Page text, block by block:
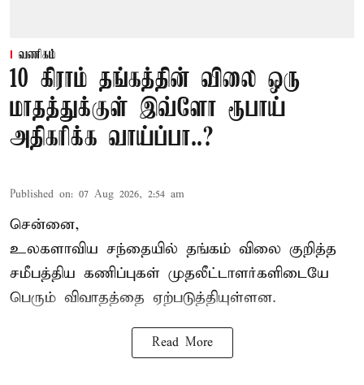
வணிகம்
10 கிராம் தங்கத்தின் விலை ஒரு
மாதத்துக்குள் இவ்ளோ ரூபாய்
அதிகரிக்க வாய்ப்பா..?
Published on: 07 Aug 2026, 2:54 am
சென்னை,
உலகளாவிய சந்தையில் தங்கம் விலை குறித்த
சமீபத்திய கணிப்புகள் முதலீட்டாளர்களிடையே
பெரும் விவாதத்தை ஏற்படுத்தியுள்ளன.
Read More